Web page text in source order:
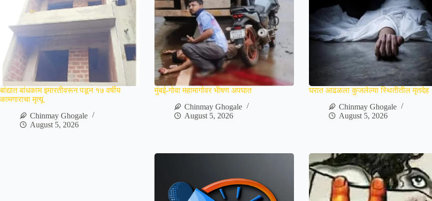
बांद्यात बांधकाम इमारतीवरून पडून १७ वर्षीय
कामगाराचा मृत्यू
Chinmay Ghogale
August 5, 2026
मुंबई-गोवा महामार्गावर भीषण अपघात
Chinmay Ghogale
August 5, 2026
घरात आढळला कुजलेल्या स्थितीतील मृतदेह
Chinmay Ghogale
August 5, 2026